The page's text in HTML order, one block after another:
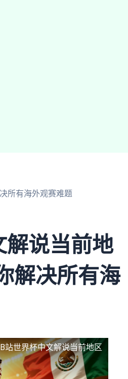
所有海外观赛难题
解说当前地
解决所有海
站世界杯中文解说当前地区